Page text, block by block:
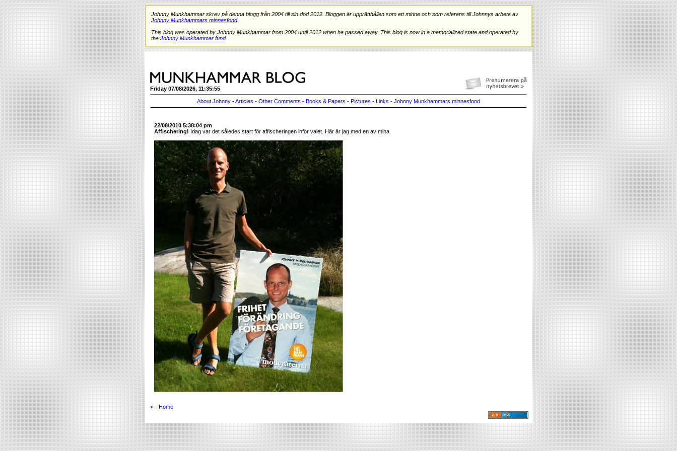
Johnny Munkhammar skrev på denna blogg från 2004 till sin död 2012. Bloggen är upprätthållen som ett minne och som referens till Johnnys arbete av
Johnny Munkhammars minnesfond.
This blog was operated by Johnny Munkhammar from 2004 until 2012 when he passed away. This blog is now in a memorialized state and operated by
the Johnny Munkhammar fund.
Friday 07/08/2026, 11:35:55
About Johnny -Articles - Other Comments - Books & Papers - Pictures - Links - Johnny Munkhammars minnesfond
22/08/2010 5:38:04 pm
Affischering! Idag var det således start för affischeringen inför valet. Här är jag med en av mina.
<-- Home